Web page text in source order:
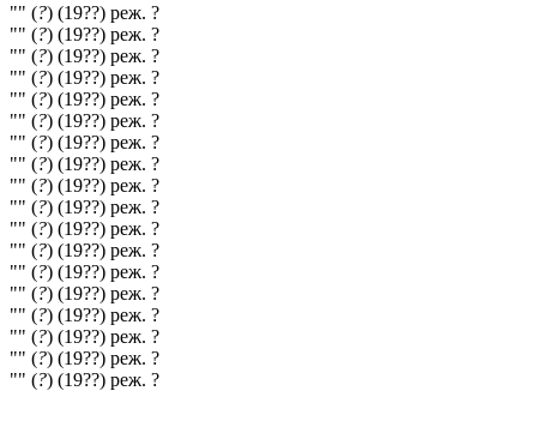
"" (?) (19??) реж. ?
"" (?) (19??) реж. ?
"" (?) (19??) реж. ?
"" (?) (19??) реж. ?
"" (?) (19??) реж. ?
"" (?) (19??) реж. ?
"" (?) (19??) реж. ?
"" (?) (19??) реж. ?
"" (?) (19??) реж. ?
"" (?) (19??) реж. ?
"" (?) (19??) реж. ?
"" (?) (19??) реж. ?
"" (?) (19??) реж. ?
"" (?) (19??) реж. ?
"" (?) (19??) реж. ?
"" (?) (19??) реж. ?
"" (?) (19??) реж. ?
"" (?) (19??) реж. ?